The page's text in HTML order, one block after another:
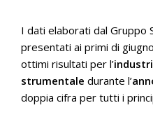
I dati elaborati dal Gruppo
presentati ai primi di
ottimi risultati per l’
strumentale durante l’
doppia cifra per tutti i